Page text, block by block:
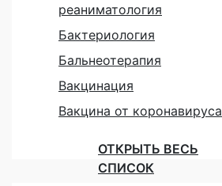
реаниматология
Бактериология
Бальнеотерапия
Вакцинация
Вакцина от коронавируса
ОТКРЫТЬ ВЕСЬ
СПИСОК